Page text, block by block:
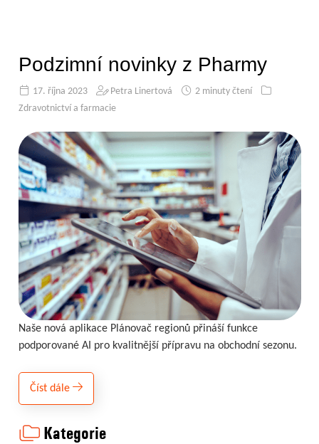
Podzimní novinky z Pharmy
17. října 2023 Petra Linertová
2 minuty čtení
Zdravotnictví a farmacie
Naše nová aplikace Plánovač regionů přináší funkce
podporované AI pro kvalitnější přípravu na obchodní sezonu.
Číst dále
Kategorie